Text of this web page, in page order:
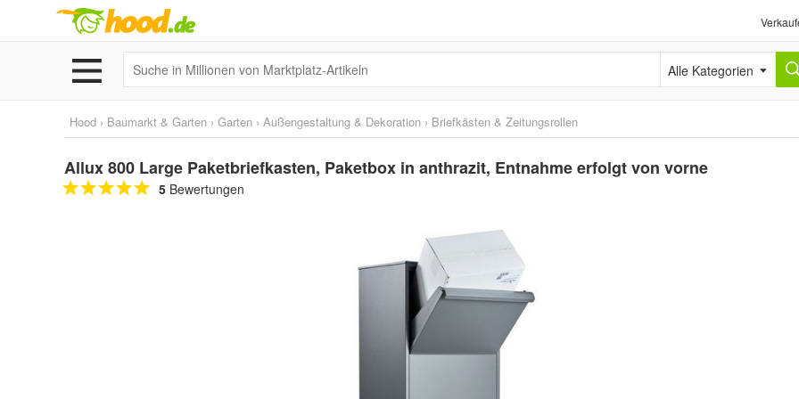
Alle Kategorien
Hood › Baumarkt & Garten › Garten › Außengestaltung & Dekoration › Briefkästen & Zeitungsrollen
Allux 800 Large Paketbriefkasten, Paketbox in anthrazit, Entnahme erfolgt von vorne
5 Bewertungen